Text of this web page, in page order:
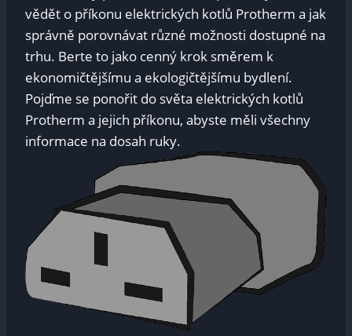
vědět o příkonu elektrických kotlů Protherm a jak
správně porovnávat různé možnosti dostupné na
trhu. Berte to jako cenný krok směrem k
ekonomičtějšímu a ekologičtějšímu bydlení.
Pojďme se ponořit do světa elektrických kotlů
Protherm a jejich příkonu, abyste měli všechny
informace na dosah ruky.